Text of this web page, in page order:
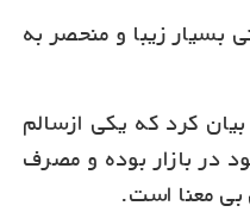
بسیار زیبا و منحصر به
کرد که یکی ازسالم
در بازار بوده و مصرف
معنا است.